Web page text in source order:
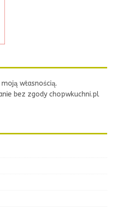
własnością.
bez zgody chopwkuchni.pl